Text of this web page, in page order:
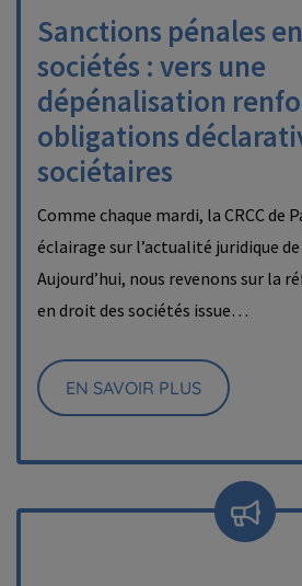
Sanctions pénales
sociétés : vers une
dépénalisation
obligations
sociétaires
Comme chaque mardi, la CRCC de
éclairage sur l’actualité juridique
Aujourd’hui, nous revenons sur la
en droit des sociétés issue…
EN SAVOIR PLUS